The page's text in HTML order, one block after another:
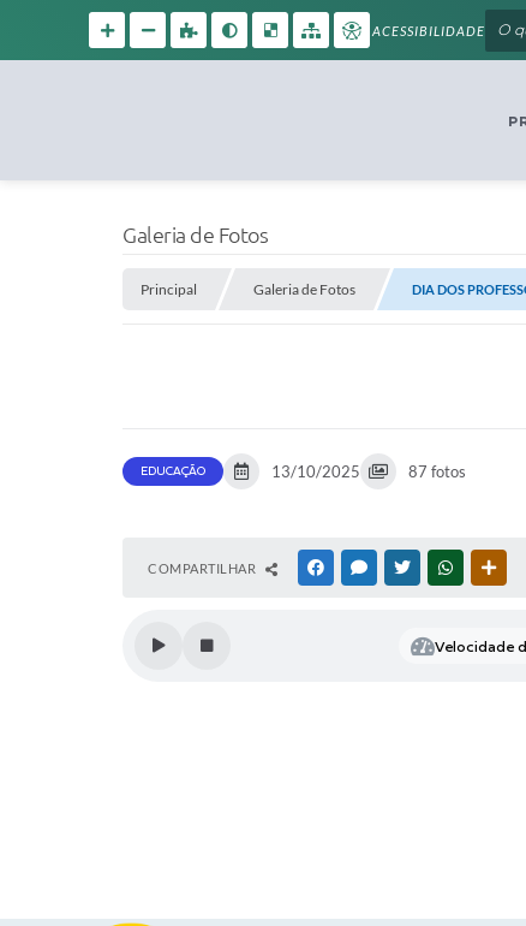
ACESSIBILIDADE
Galeria de Fotos
Principal Galeria de Fotos DIA DOS
EDUCAÇÃO 13/10/2025 87 fotos
COMPARTILHAR FACEBOOKMESSENGER
TWITTERWHATSAPP
Velocidade